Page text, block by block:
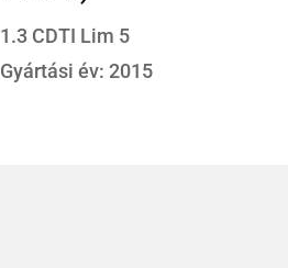
1.3 CDTI Lim 5
Gyártási év: 2015